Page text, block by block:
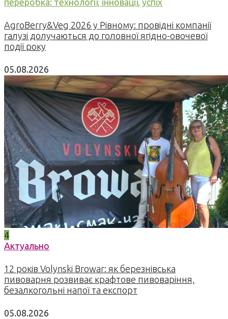
переробка: технології, інновації, успіх
AgroBerry&Veg 2026 у Рівному: провідні компанії
галузі долучаються до головної ягідно-овочевої
події року
05.08.2026
4
Актуально
12 років Volynski Browar: як березнівська
пивоварня розвиває крафтове пивоваріння,
безалкогольні напої та експорт
05.08.2026